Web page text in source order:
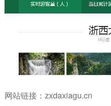
网站链接： zxdaxiagu.cn